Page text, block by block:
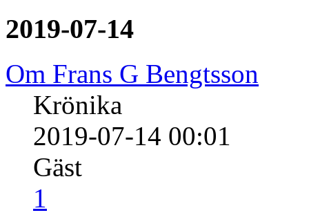
2019-07-14
Om Frans G Bengtsson
Krönika
2019-07-14 00:01
Gäst
1